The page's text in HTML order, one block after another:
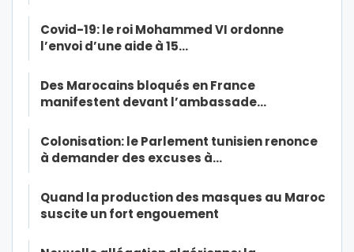
Covid-19: le roi Mohammed VI ordonne
l’envoi d’une aide à 15…
Des Marocains bloqués en France
manifestent devant l’ambassade…
Colonisation: le Parlement tunisien renonce
à demander des excuses à…
Quand la production des masques au Maroc
suscite un fort engouement